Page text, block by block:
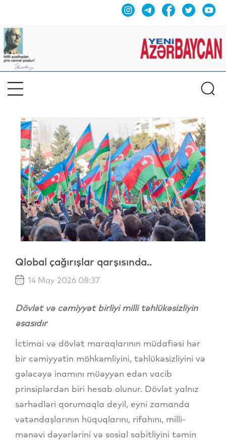
Qlobal çağırışlar qarşısında..
14 May 2026 08:37
Dövlət və cəmiyyət birliyi milli təhlükəsizliyin
əsasıdır
İctimai və dövlət maraqlarının müdafiəsi hər
bir cəmiyyətin möhkəmliyini, təhlükəsizliyini və
gələcəyə inamını müəyyən edən vacib
prinsiplərdən biri hesab olunur. Dövlət yalnız
sərhədləri qorumaqla deyil, eyni zamanda
vətəndaşlarının hüquqlarını, rifahını, milli-
mənəvi dəyərlərini və sosial sabitliyini təmin